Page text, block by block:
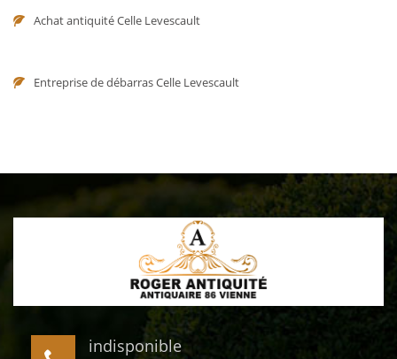
Achat antiquité Celle Levescault
Entreprise de débarras Celle Levescault
indisponible